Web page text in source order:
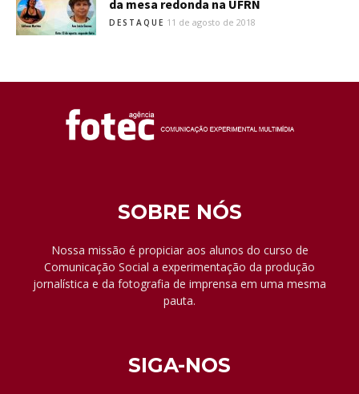
da mesa redonda na UFRN
DESTAQUE 11 de agosto de 2018
SOBRE NÓS
Nossa missão é propiciar aos alunos do curso de
Comunicação Social a experimentação da produção
jornalística e da fotografia de imprensa em uma mesma
pauta.
SIGA-NOS